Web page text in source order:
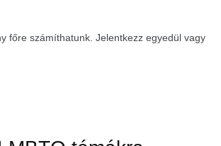
főre számíthatunk. Jelentkezz egyedül vagy